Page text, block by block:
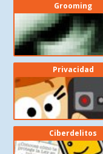
Grooming
Privacidad
Ciberdelitos